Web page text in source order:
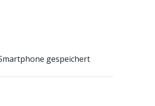
gespeichert